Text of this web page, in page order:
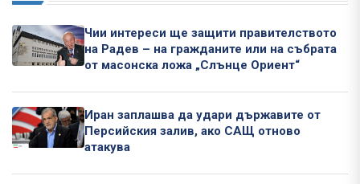
Чии интереси ще защити правителството
на Радев – на гражданите или на събрата
от масонска ложа „Слънце Ориент“
Иран заплашва да удари държавите от
Персийския залив, ако САЩ отново
атакува